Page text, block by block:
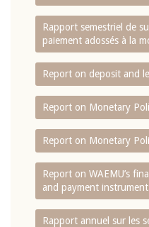
Rapport semestriel de
paiement adossés à la
Report on deposit and
Report on Monetary
Report on Monetary
Report on WAEMU’s
and payment
Rapport annuel sur les